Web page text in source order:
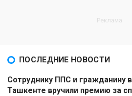
ПОСЛЕДНИЕ НОВОСТИ
Сотруднику ППС и гражданину в
Ташкенте вручили премию за